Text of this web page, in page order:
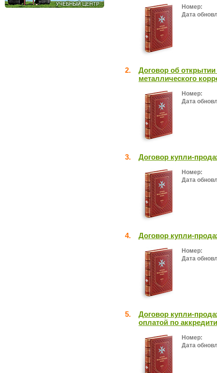
Номер:
Дата
2.
Договор об
металлического
Номер:
Дата
3. Договор купли-
Номер:
Дата
4. Договор купли-
Номер:
Дата
5.
Договор купли-
оплатой по
Номер:
Дата